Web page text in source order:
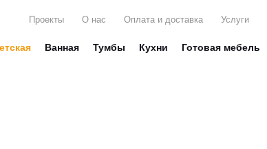
Проекты О нас Оплата и доставка Услуги
Ванная Тумбы Кухни Готовая мебель